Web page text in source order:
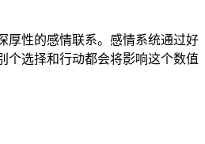
厚性的感情联系。感情系统通过好
个选择和行动都会将影响这个数值